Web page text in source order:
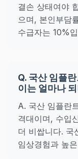
결손 상태여야
으며, 본인부담
수급자는 10%
Q. 국산 임플
이는 얼마나
A. 국산 임플란
격대이며, 수입
더 비쌉니다. 국
임상경험과 높